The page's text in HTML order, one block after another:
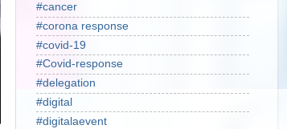
#cancer
#corona response
#covid-19
#Covid-response
#delegation
#digital
#digitalaevent